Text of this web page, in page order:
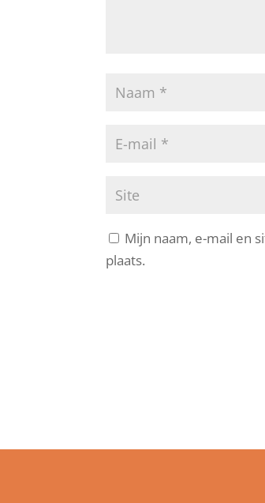
Mijn naam, e-mail en
plaats.